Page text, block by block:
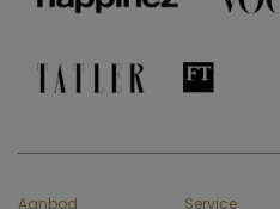
Aanbod Service